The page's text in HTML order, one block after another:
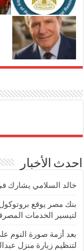
احدث الأخبار
خالد السلامي يشارك
بنك مصر يوقع
لتيسير الخدمات
بعد أزمة صورة النوم
لتنظيم زيارة منزل